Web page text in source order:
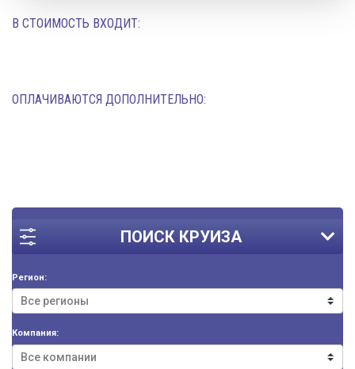
ПОИСК КРУИЗА
Регион:
Компания:
В СТОИМОСТЬ ВХОДИТ:
ОПЛАЧИВАЮТСЯ ДОПОЛНИТЕЛЬНО: